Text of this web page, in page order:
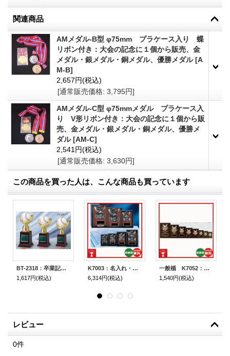
関連商品
AMメダル-B型 φ75mm プラケース入り 蝶
リボン付き：大会の記念に１個から販売、金
メダル・銀メダル・銅メダル、優勝メダル[A
M-B]
2,657円(税込)
[通常販売価格: 3,795円]
AMメダル-C型 φ75mmメダル プラケース入
り V形リボン付き：大会の記念に１個から販
売、金メダル・銀メダル・銅メダル、優勝メ
ダル[AM-C]
2,541円(税込)
[通常販売価格: 3,630円]
この商品を買った人は、こんな商品も買っています
BT-2318：卒業記念・少年野球・野球大会オススメの野球用ブロンズトロフィー
1,617円(税込)
K7003：名入れ・文字彫刻無料・全ジャンルの大会に対応、豪華な記念品楯、表彰楯（盾）
6,314円(税込)
一般楯 K7052：名入れ・文字彫刻無料 表彰楯
1,540円(税込)
レビュー
0件